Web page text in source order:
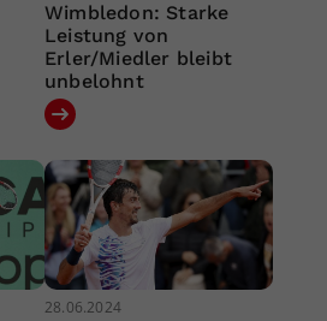
Wimbledon: Starke
Leistung von
Erler/Miedler bleibt
unbelohnt
28.06.2024